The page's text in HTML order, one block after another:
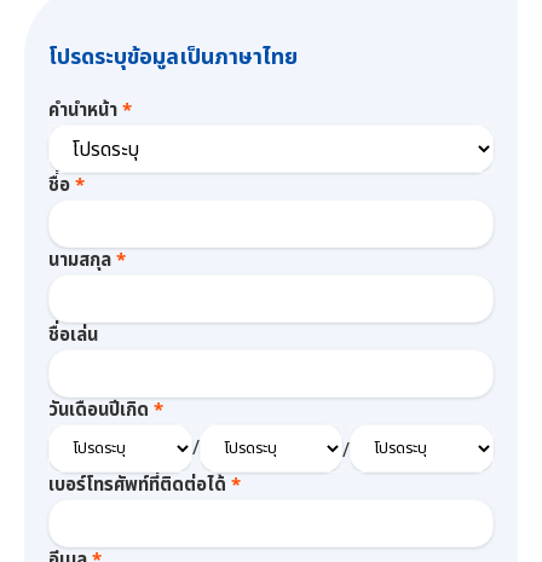
โปรดระบุข้อมูลเป็นภาษาไทย
คำนำหน้า
ชื่อ
นามสกุล
ชื่อเล่น
วันเดือนปีเกิด
/ /
เบอร์โทรศัพท์ที่ติดต่อได้